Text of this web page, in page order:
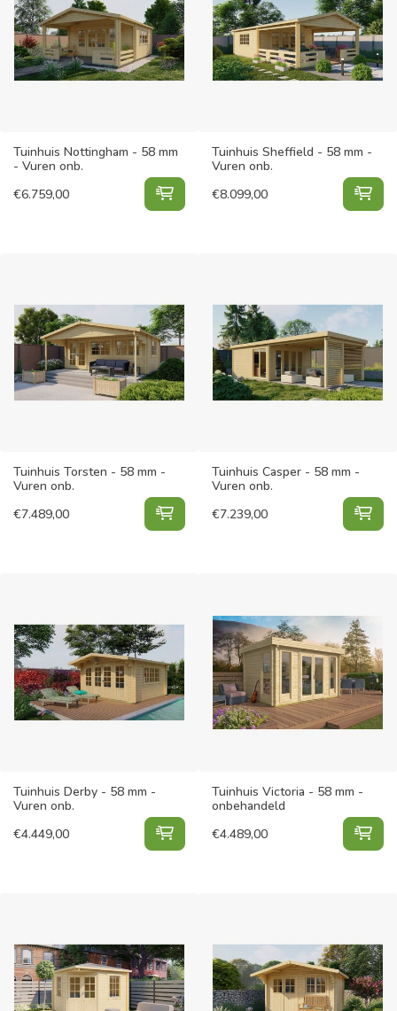
Tuinhuis Nottingham - 58 mm
- Vuren onb.
€6.759,00 Tuinhuis Nottingham - 58 mm -
Tuinhuis Sheffield - 58 mm -
Vuren onb.
€8.099,00
Tuinhuis Torsten - 58 mm -
Vuren onb.
€7.489,00 Tuinhuis Torsten - 58 mm - Vuren
Tuinhuis Casper - 58 mm -
Vuren onb.
€7.239,00
Tuinhuis Derby - 58 mm -
Vuren onb.
€4.449,00 Tuinhuis Derby - 58 mm - Vuren
Tuinhuis Victoria - 58 mm -
onbehandeld
€4.489,00